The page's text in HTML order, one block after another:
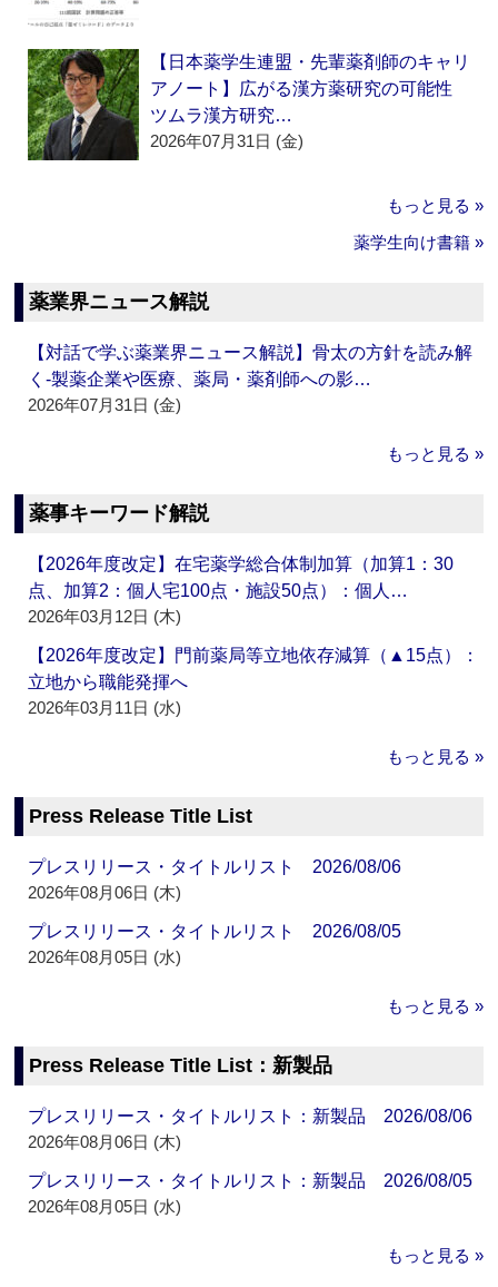
【日本薬学生連盟・先輩薬剤師のキャリ
アノート】広がる漢方薬研究の可能性
ツムラ漢方研究…
2026年07月31日 (金)
もっと見る »
薬学生向け書籍 »
薬業界ニュース解説
【対話で学ぶ薬業界ニュース解説】骨太の方針を読み解
く‐製薬企業や医療、薬局・薬剤師への影…
2026年07月31日 (金)
もっと見る »
薬事キーワード解説
【2026年度改定】在宅薬学総合体制加算（加算1：30
点、加算2：個人宅100点・施設50点）：個人…
2026年03月12日 (木)
【2026年度改定】門前薬局等立地依存減算（▲15点）：
立地から職能発揮へ
2026年03月11日 (水)
もっと見る »
Press Release Title List
プレスリリース・タイトルリスト 2026/08/06
2026年08月06日 (木)
プレスリリース・タイトルリスト 2026/08/05
2026年08月05日 (水)
もっと見る »
Press Release Title List：新製品
プレスリリース・タイトルリスト：新製品 2026/08/06
2026年08月06日 (木)
プレスリリース・タイトルリスト：新製品 2026/08/05
2026年08月05日 (水)
もっと見る »